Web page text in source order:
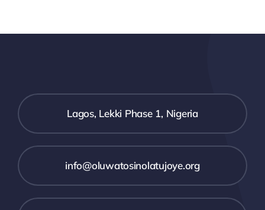
Lagos, Lekki Phase 1, Nigeria
info@oluwatosinolatujoye.org